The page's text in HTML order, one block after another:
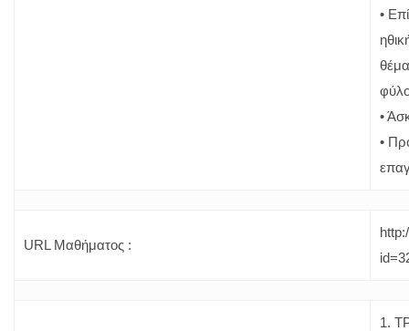
•
•
•
URL Μαθήματος :
1.